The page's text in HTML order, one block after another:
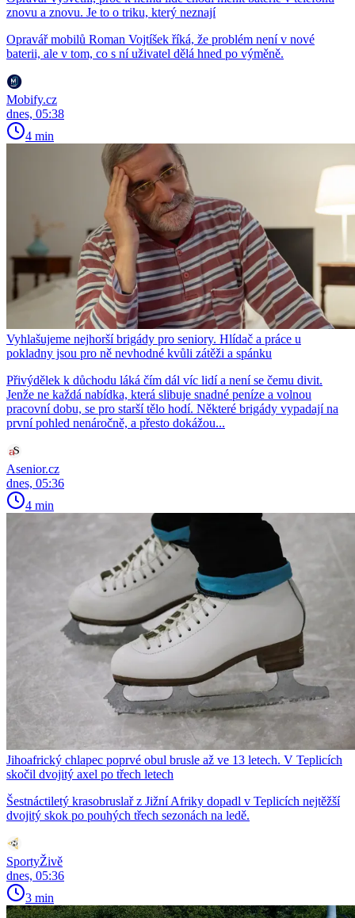
znovu a znovu. Je to o triku, který neznají
Opravář mobilů Roman Vojtíšek říká, že problém není v nové
baterii, ale v tom, co s ní uživatel dělá hned po výměně.
Mobify.cz
dnes, 05:38
4 min
Vyhlašujeme nejhorší brigády pro seniory. Hlídač a práce u
pokladny jsou pro ně nevhodné kvůli zátěži a spánku
Přivýdělek k důchodu láká čím dál víc lidí a není se čemu divit.
Jenže ne každá nabídka, která slibuje snadné peníze a volnou
pracovní dobu, se pro starší tělo hodí. Některé brigády vypadají na
první pohled nenáročně, a přesto dokážou...
Asenior.cz
dnes, 05:36
4 min
Jihoafrický chlapec poprvé obul brusle až ve 13 letech. V Teplicích
skočil dvojitý axel po třech letech
Šestnáctiletý krasobruslař z Jižní Afriky dopadl v Teplicích nejtěžší
dvojitý skok po pouhých třech sezonách na ledě.
SportyŽivě
dnes, 05:36
3 min